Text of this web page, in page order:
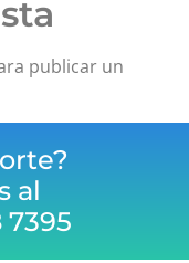
publicar un
al
7395